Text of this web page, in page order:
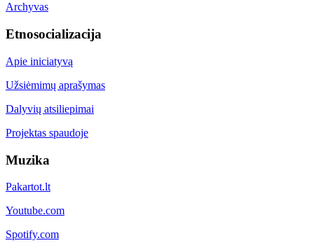
Archyvas
Etnosocializacija
Apie iniciatyvą
Užsiėmimų aprašymas
Dalyvių atsiliepimai
Projektas spaudoje
Muzika
Pakartot.lt
Youtube.com
Spotify.com